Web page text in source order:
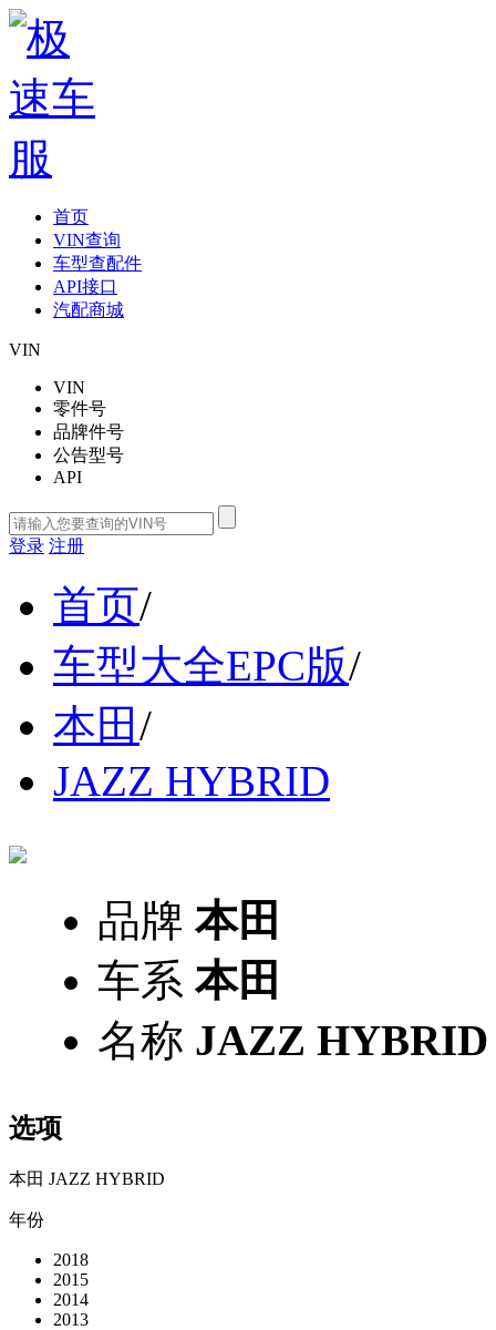
首页
VIN查询
车型查配件
API接口
汽配商城
VIN
VIN
零件号
品牌件号
公告型号
API
登录 注册
首页/
车型大全EPC版/
本田 /
JAZZ HYBRID
品牌 本田
车系 本田
名称 JAZZ HYBRID
选项
本田 JAZZ HYBRID
年份
2018
2015
2014
2013